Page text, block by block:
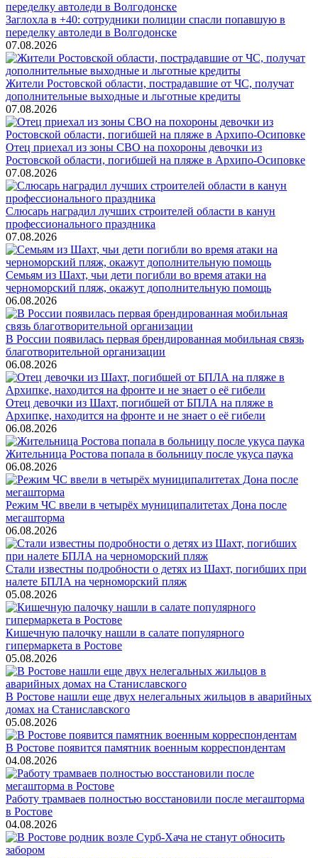
Заглохла в +40: сотрудники полиции спасли попавшую в
переделку автоледи в Волгодонске
07.08.2026
Жители Ростовской области, пострадавшие от ЧС, получат
дополнительные выходные и льготные кредиты
07.08.2026
Отец приехал из зоны СВО на похороны девочки из
Ростовской области, погибшей на пляже в Архипо-Осиповке
07.08.2026
Слюсарь наградил лучших строителей области в канун
профессионального праздника
07.08.2026
Семьям из Шахт, чьи дети погибли во время атаки на
черноморский пляж, окажут дополнительную помощь
06.08.2026
В России появилась первая брендированная мобильная связь
благотворительной организации
06.08.2026
Отец девочки из Шахт, погибшей от БПЛА на пляже в
Архипке, находится на фронте и не знает о её гибели
06.08.2026
Жительница Ростова попала в больницу после укуса паука
06.08.2026
Режим ЧС ввели в четырёх муниципалитетах Дона после
мегашторма
06.08.2026
Стали известны подробности о детях из Шахт, погибших при
налете БПЛА на черноморский пляж
05.08.2026
Кишечную палочку нашли в салате популярного
гипермаркета в Ростове
05.08.2026
В Ростове нашли еще двух нелегальных жильцов в аварийных
домах на Станиславского
05.08.2026
В Ростове появится памятник военным корреспондентам
04.08.2026
Работу трамваев полностью восстановили после мегашторма
в Ростове
04.08.2026